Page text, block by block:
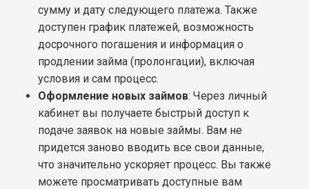
сумму и дату следующего платежа. Также
доступен график платежей, возможность
досрочного погашения и информация о
продлении займа (пролонгации), включая
условия и сам процесс.
Оформление новых займов: Через личный
кабинет вы получаете быстрый доступ к
подаче заявок на новые займы. Вам не
придется заново вводить все свои данные,
что значительно ускоряет процесс. Вы также
можете просматривать доступные вам